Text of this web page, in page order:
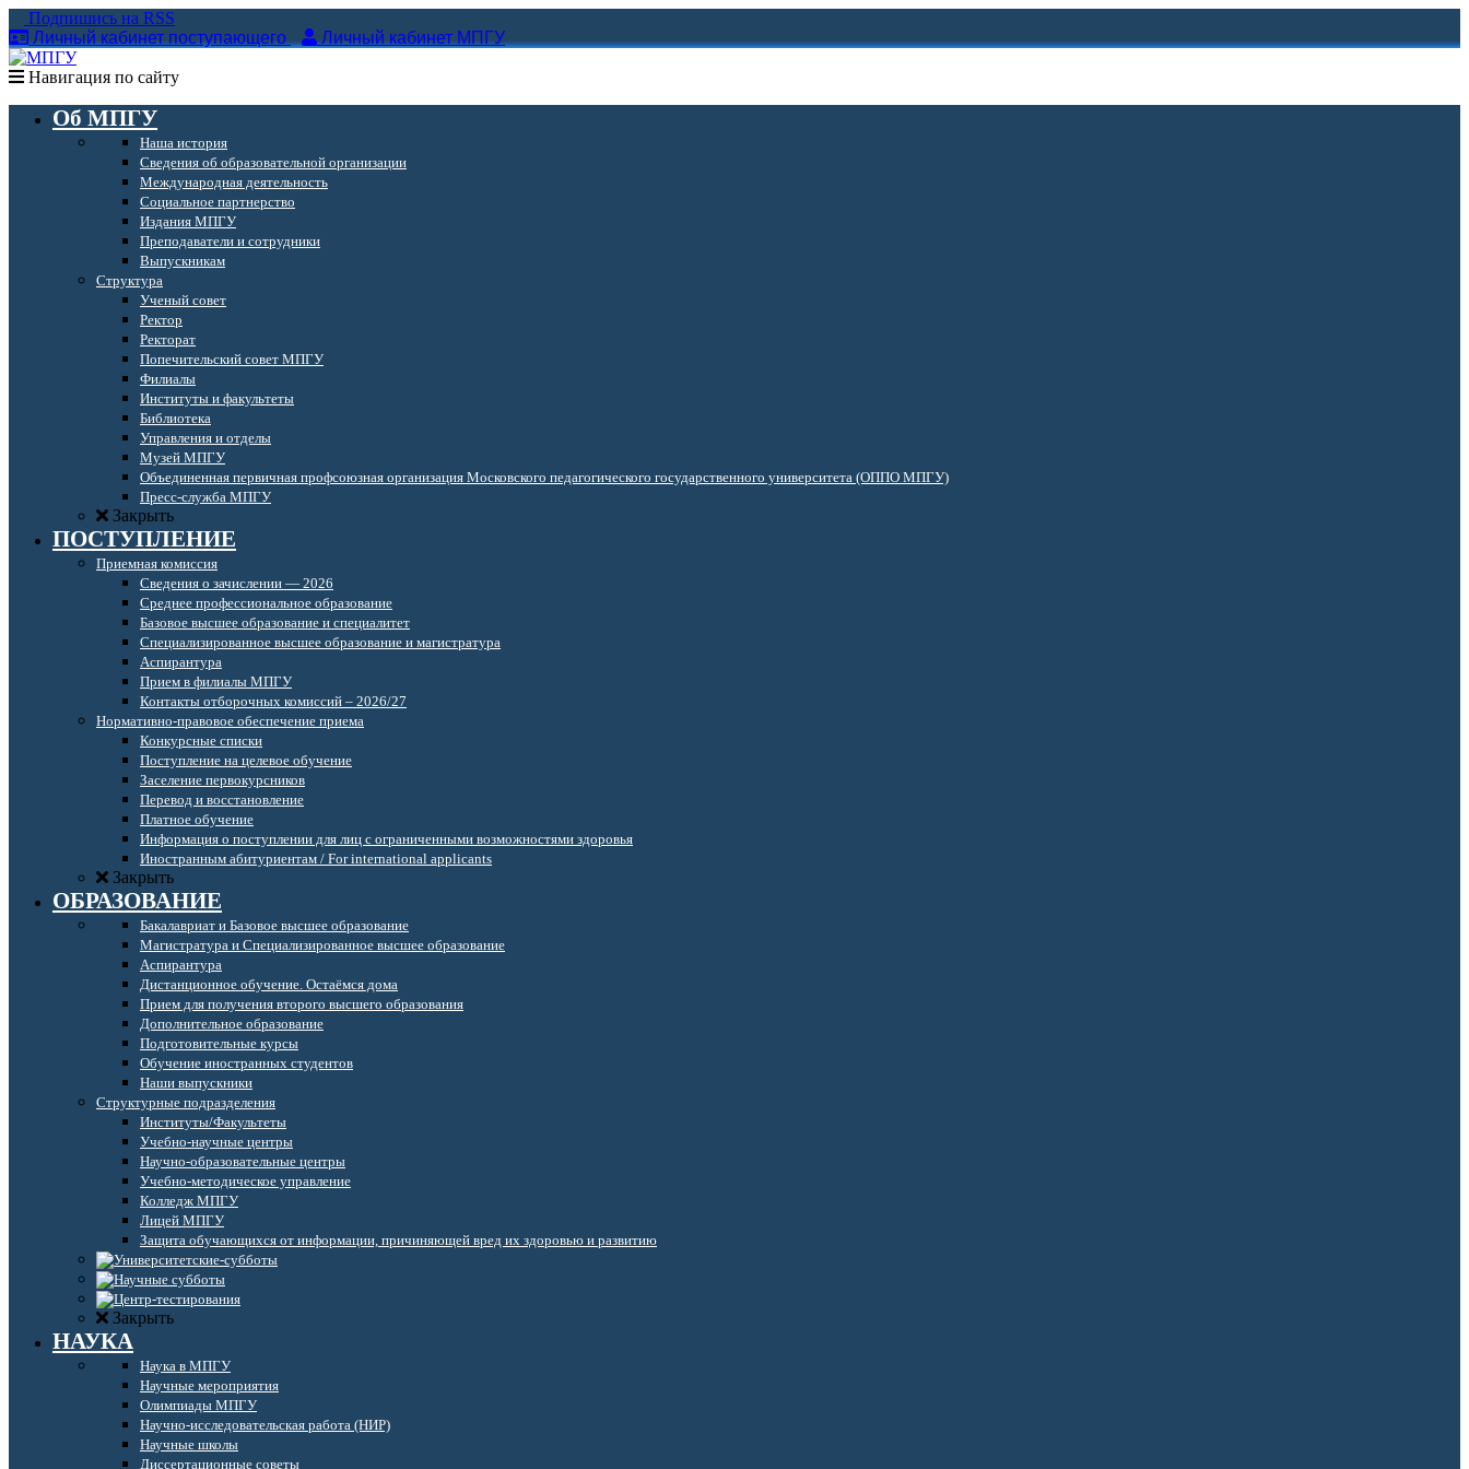
Подпишись на RSS
Личный кабинет поступающего
Личный кабинет МПГУ
Навигация по сайту
Об МПГУ
Наша история
Сведения об образовательной организации
Международная деятельность
Социальное партнерство
Издания МПГУ
Преподаватели и сотрудники
Выпускникам
Структура
Ученый совет
Ректор
Ректорат
Попечительский совет МПГУ
Филиалы
Институты и факультеты
Библиотека
Управления и отделы
Музей МПГУ
Объединенная первичная профсоюзная организация Московского педагогического государственного университета (ОППО МПГУ)
Пресс-служба МПГУ
Закрыть
ПОСТУПЛЕНИЕ
Приемная комиссия
Сведения о зачислении — 2026
Среднее профессиональное образование
Базовое высшее образование и специалитет
Специализированное высшее образование и магистратура
Аспирантура
Прием в филиалы МПГУ
Контакты отборочных комиссий – 2026/27
Нормативно-правовое обеспечение приема
Конкурсные списки
Поступление на целевое обучение
Заселение первокурсников
Перевод и восстановление
Платное обучение
Информация о поступлении для лиц с ограниченными возможностями здоровья
Иностранным абитуриентам / For international applicants
Закрыть
ОБРАЗОВАНИЕ
Бакалавриат и Базовое высшее образование
Магистратура и Специализированное высшее образование
Аспирантура
Дистанционное обучение. Остаёмся дома
Прием для получения второго высшего образования
Дополнительное образование
Подготовительные курсы
Обучение иностранных студентов
Наши выпускники
Структурные подразделения
Институты/Факультеты
Учебно-научные центры
Научно-образовательные центры
Учебно-методическое управление
Колледж МПГУ
Лицей МПГУ
Защита обучающихся от информации, причиняющей вред их здоровью и развитию
Закрыть
НАУКА
Наука в МПГУ
Научные мероприятия
Олимпиады МПГУ
Научно-исследовательская работа (НИР)
Научные школы
Диссертационные советы